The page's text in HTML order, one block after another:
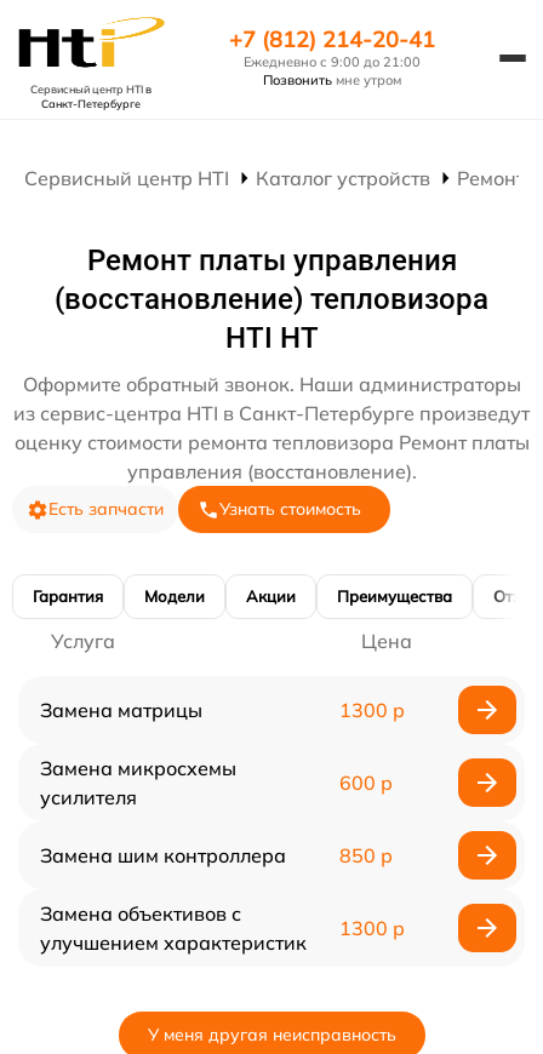
Сервисный центр HTIв
Санкт-Петербурге
+7 (812) 214-20-41
Ежедневно с 9:00 до 21:00
Позвонить мне утром
Сервисный центр HTI Каталог устройств Ремонт
Ремонт платы управления
(восстановление) тепловизора
HTI HT
Оформите обратный звонок. Наши администраторы
из сервис-центра HTI в Санкт-Петербурге произведут
оценку стоимости ремонта тепловизора Ремонт платы
управления (восстановление).
Есть запчасти Узнать стоимость
Гарантия Модели Акции Преимущества
Услуга Цена
Замена матрицы 1300 р
Замена микросхемы
усилителя
600 р
Замена шим контроллера 850 р
Замена объективов с
улучшением характеристик
1300 р
У меня другая неисправность